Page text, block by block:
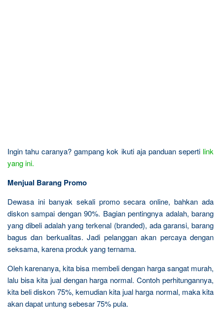
Ingin tahu caranya? gampang kok ikuti aja panduan seperti link
yang ini.
Menjual Barang Promo
Dewasa ini banyak sekali promo secara online, bahkan ada
diskon sampai dengan 90%. Bagian pentingnya adalah, barang
yang dibeli adalah yang terkenal (branded), ada garansi, barang
bagus dan berkualitas. Jadi pelanggan akan percaya dengan
seksama, karena produk yang ternama.
Oleh karenanya, kita bisa membeli dengan harga sangat murah,
lalu bisa kita jual dengan harga normal. Contoh perhitungannya,
kita beli diskon 75%, kemudian kita jual harga normal, maka kita
akan dapat untung sebesar 75% pula.